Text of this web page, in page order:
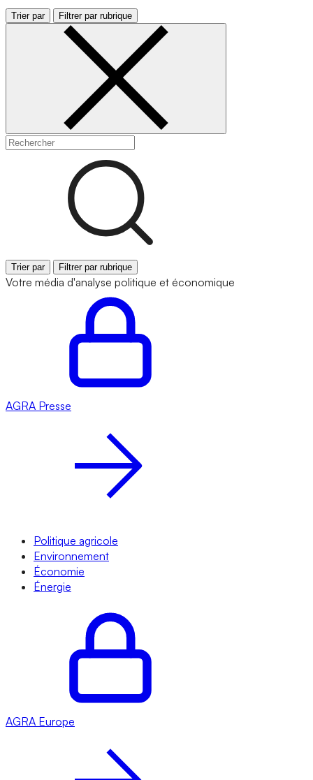
Trier par Filtrer par rubrique
Trier par Filtrer par rubrique
Votre média d'analyse politique et économique
AGRA Presse
Politique agricole
Environnement
Économie
Énergie
AGRA Europe